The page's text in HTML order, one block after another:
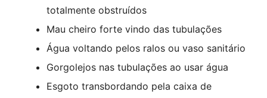
totalmente obstruídos
Mau cheiro forte vindo das tubulações
Água voltando pelos ralos ou vaso sanitário
Gorgolejos nas tubulações ao usar água
Esgoto transbordando pela caixa de